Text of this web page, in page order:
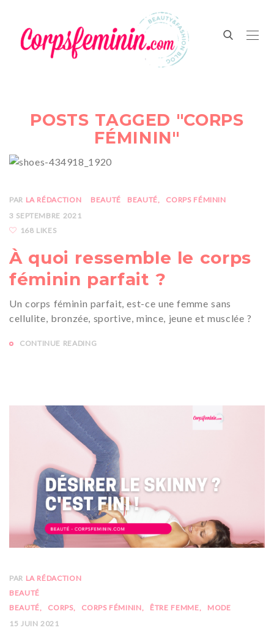
POSTS TAGGED "CORPS
FÉMININ"
PAR LA RÉDACTION BEAUTÉ BEAUTÉ
CORPS FÉMININ
3 SEPTEMBRE 2021
168 LIKES
À quoi ressemble le corps
féminin parfait ?
Un corps féminin parfait, est-ce une femme sans
cellulite, bronzée, sportive, mince, jeune et musclée ?
CONTINUE READING
PAR LA RÉDACTION
BEAUTÉ
BEAUTÉ
CORPS CORPS FÉMININ ÊTRE FEMME
MODE
15 JUIN 2021